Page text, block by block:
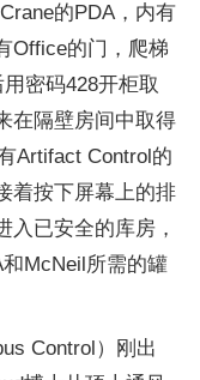
的PDA，内有
Office的门，爬梯
密码428开柜取
在隔壁房间中取得
Artifact Control的
着按下屏幕上的排
入已安全的库房，
McNeil所需的罐
Control）刚出